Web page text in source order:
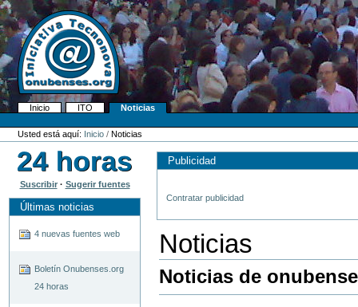
Cambiar
a
contenido.
Saltar
a
navegación
Navegación
Inicio ITO
Noticias
Herramientas
Personales
Usted está aquí: Inicio /Noticias
Suscribir· Sugerir fuentes
Últimas noticias
4 nuevas fuentes web
Boletín Onubenses.org
24 horas
Publicidad
Contratar publicidad
Noticias
Noticias de